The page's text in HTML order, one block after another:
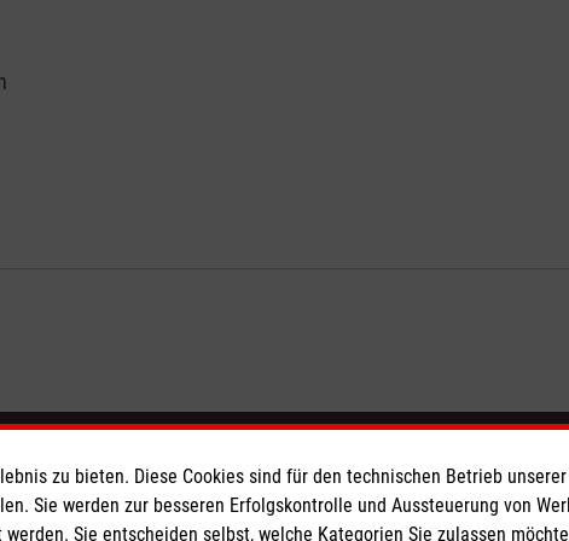
Spendenkonto
Empfänger: Malteser Hilfsdienst
zu bieten. Diese Cookies sind für den technischen Betrieb
Sie werden zur besseren Erfolgskontrolle und Aussteuerung von
Sie entscheiden selbst, welche Kategorien Sie zulassen